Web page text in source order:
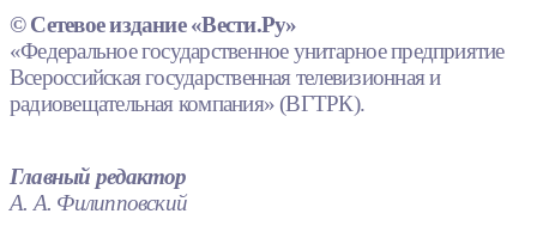
© Сетевое издание «Вести.Ру»
«Федеральное государственное унитарное предприятие
Всероссийская государственная телевизионная и
радиовещательная компания» (ВГТРК).
Главный редактор
А. А. Филипповский